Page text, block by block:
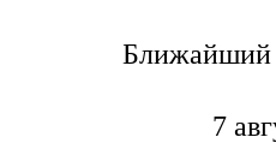
Ближайший
7